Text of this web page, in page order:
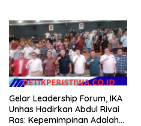
Gelar Leadership Forum, IKA
Unhas Hadirkan Abdul Rivai
Ras: Kepemimpinan Adalah